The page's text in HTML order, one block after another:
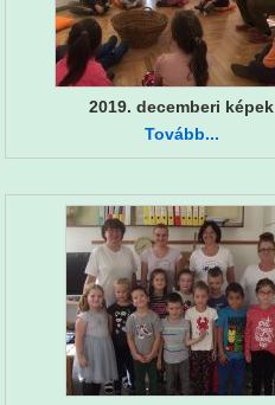
2019. decemberi képek
Tovább...